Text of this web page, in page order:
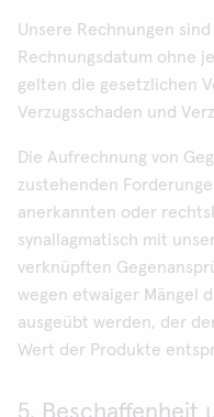
Unsere Rechnungen
Rechnungsdatum ohne
gelten die gesetzlichen
Verzugsschaden und
Die Aufrechnung von
zustehenden
anerkannten oder
synallagmatisch mit
verknüpften
wegen etwaiger Mängel
ausgeübt werden, der
Wert der Produkte